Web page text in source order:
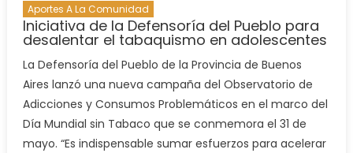
Aportes A La Comunidad
Iniciativa de la Defensoría del Pueblo para
desalentar el tabaquismo en adolescentes
La Defensoría del Pueblo de la Provincia de Buenos
Aires lanzó una nueva campaña del Observatorio de
Adicciones y Consumos Problemáticos en el marco del
Día Mundial sin Tabaco que se conmemora el 31 de
mayo. “Es indispensable sumar esfuerzos para acelerar